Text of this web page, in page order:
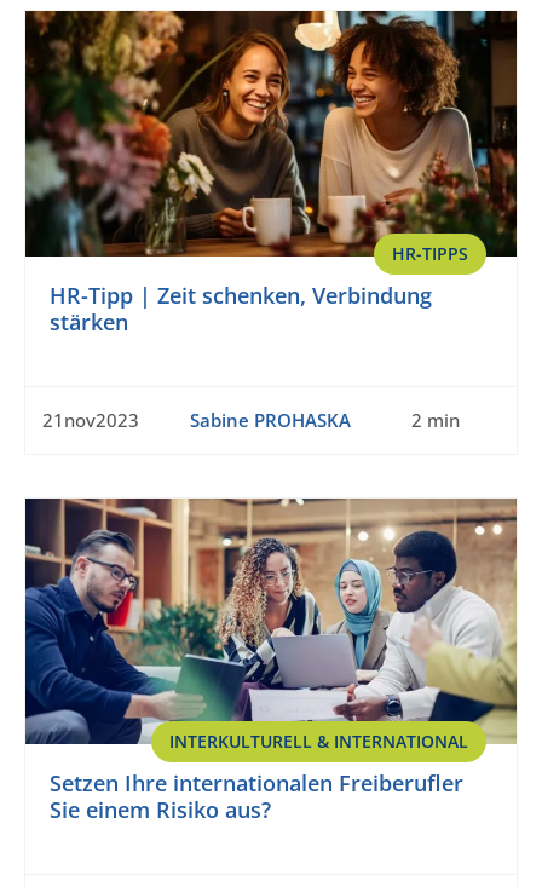
HR-TIPPS
HR-Tipp | Zeit schenken, Verbindung
stärken
21nov2023 Sabine PROHASKA 2 min
INTERKULTURELL & INTERNATIONAL
Setzen Ihre internationalen Freiberufler
Sie einem Risiko aus?